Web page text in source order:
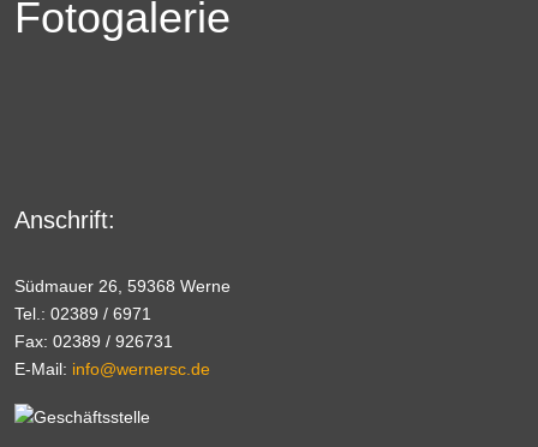
Fotogalerie
Anschrift:
Südmauer 26, 59368 Werne
Tel.: 02389 / 6971
Fax: 02389 / 926731
E-Mail: info@wernersc.de